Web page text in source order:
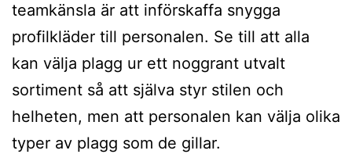
teamkänsla är att införskaffa snygga
profilkläder till personalen. Se till att alla
kan välja plagg ur ett noggrant utvalt
sortiment så att själva styr stilen och
helheten, men att personalen kan välja olika
typer av plagg som de gillar.